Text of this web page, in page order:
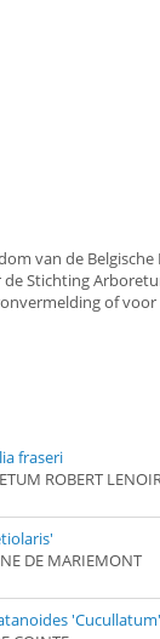
van de
Stichting
of
fraseri
ROBERT
DE MARIEMONT
'Cucullatum'